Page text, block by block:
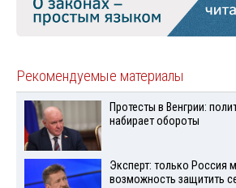
Рекомендуемые материалы
Протесты в Венгрии:
набирает обороты
Эксперт: только Россия
возможность защитить